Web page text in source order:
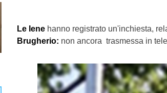
Le Iene hanno registrato un'inchiesta,
Brugherio: non ancora trasmessa in